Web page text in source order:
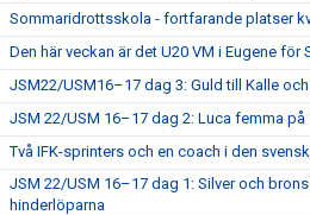
Sommaridrottsskola - fortfarande platser
Den här veckan är det U20 VM i Eugene för
JSM22/USM16–17 dag 3: Guld till Kalle
JSM 22/USM 16–17 dag 2: Luca femma på
Två IFK-sprinters och en coach i den
JSM 22/USM 16–17 dag 1: Silver och brons
hinderlöparna